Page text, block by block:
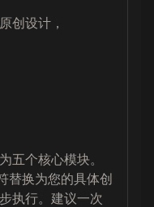
创设计，
五个核心模块。
替换为您的具体创
执行。建议一次